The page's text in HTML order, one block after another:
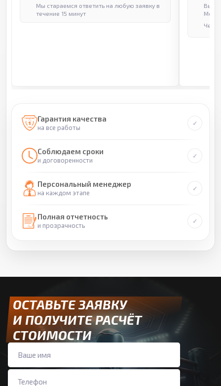
Мы стараемся ответить на любую заявку в
течение 15 минут
Гарантия качества
на все работы
Соблюдаем сроки
и договоренности
Персональный менеджер
на каждом этапе
Полная отчетность
и прозрачность
ОСТАВЬТЕ ЗАЯВКУ
И ПОЛУЧИТЕ РАСЧЁТ
СТОИМОСТИ